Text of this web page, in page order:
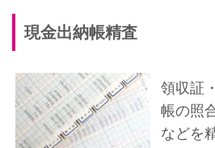
現金出納帳精査
領収証
帳の照
などを